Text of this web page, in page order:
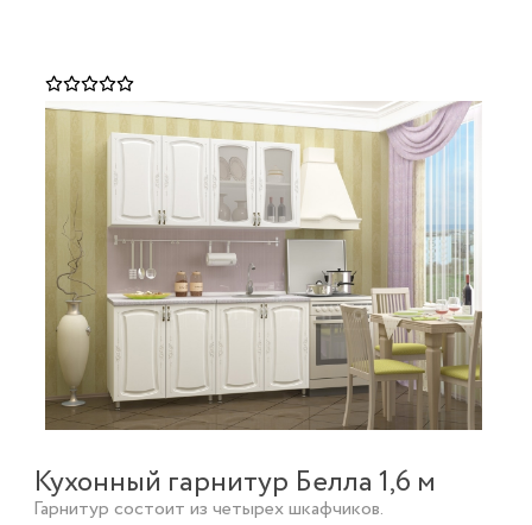
Кухонный гарнитур Белла 1,6 м
Гарнитур состоит из четырех шкафчиков.